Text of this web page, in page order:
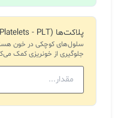
پلاکت‌ها (Platelets - PLT)
سلول‌های کوچکی در خون
جلوگیری از خونریزی کمک